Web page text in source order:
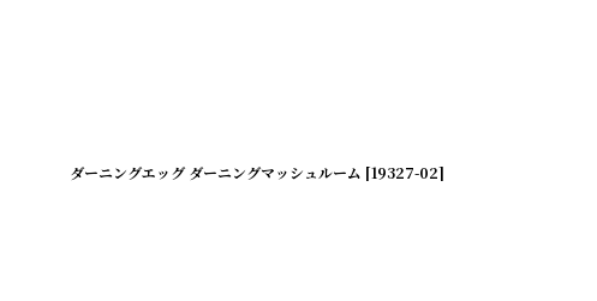
ダーニングエッグ ダーニングマッシュルーム [19327-02]